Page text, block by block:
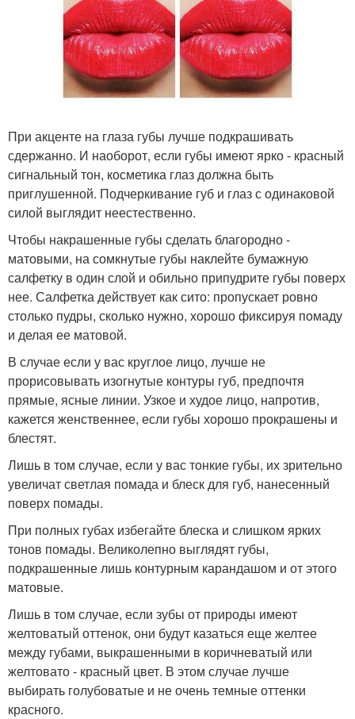
При акценте на глаза губы лучше подкрашивать
сдержанно. И наоборот, если губы имеют ярко - красный
сигнальный тон, косметика глаз должна быть
приглушенной. Подчеркивание губ и глаз с одинаковой
силой выглядит неестественно.
Чтобы накрашенные губы сделать благородно -
матовыми, на сомкнутые губы наклейте бумажную
салфетку в один слой и обильно припудрите губы поверх
нее. Салфетка действует как сито: пропускает ровно
столько пудры, сколько нужно, хорошо фиксируя помаду
и делая ее матовой.
В случае если у вас круглое лицо, лучше не
прорисовывать изогнутые контуры губ, предпочтя
прямые, ясные линии. Узкое и худое лицо, напротив,
кажется женственнее, если губы хорошо прокрашены и
блестят.
Лишь в том случае, если у вас тонкие губы, их зрительно
увеличат светлая помада и блеск для губ, нанесенный
поверх помады.
При полных губах избегайте блеска и слишком ярких
тонов помады. Великолепно выглядят губы,
подкрашенные лишь контурным карандашом и от этого
матовые.
Лишь в том случае, если зубы от природы имеют
желтоватый оттенок, они будут казаться еще желтее
между губами, выкрашенными в коричневатый или
желтовато - красный цвет. В этом случае лучше
выбирать голубоватые и не очень темные оттенки
красного.